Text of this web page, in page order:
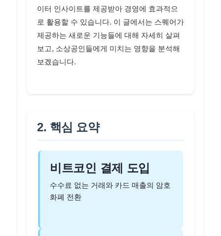
이터 인사이트를 제공받아 경영에 효과적으
로 활용할 수 있습니다. 이 글에서는 스퀘어가
제공하는 새로운 기능들에 대해 자세히 살펴
보고, 소상공인들에게 미치는 영향을 분석해
보겠습니다.
2. 핵심 요약
비트코인 결제 도입
수수료 없는 거래와 카드 매출의 암호
화폐 전환